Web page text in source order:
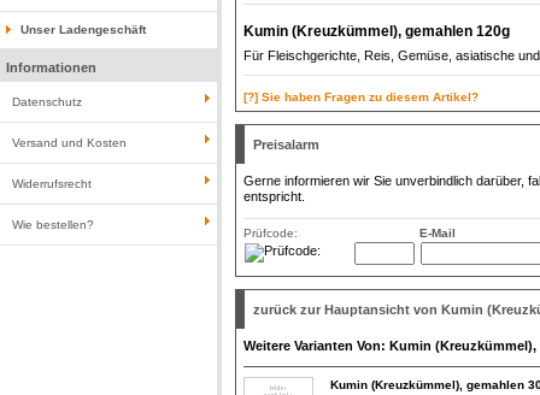
Unser Ladengeschäft
Informationen
Datenschutz
Versand und Kosten
Widerrufsrecht
Wie bestellen?
Kumin (Kreuzkümmel), gemahlen 120g
Für Fleischgerichte, Reis, Gemüse, asiatische
[?] Sie haben Fragen zu diesem Artikel?
Preisalarm
Gerne informieren wir Sie unverbindlich darüber,
entspricht.
Prüfcode: E-Mail
zurück zur Hauptansicht von Kumin
Weitere Varianten Von: Kumin
Kumin (Kreuzkümmel), gemahlen